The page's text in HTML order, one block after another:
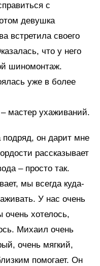
с
девушка
встретила своего
что у него
шиномонтаж.
уже в более
мастер ухаживаний.
он дарит мне
рассказывает
– просто так.
мы всегда куда-
У нас очень
хотелось,
Михаил очень
очень мягкий,
помогает. Он